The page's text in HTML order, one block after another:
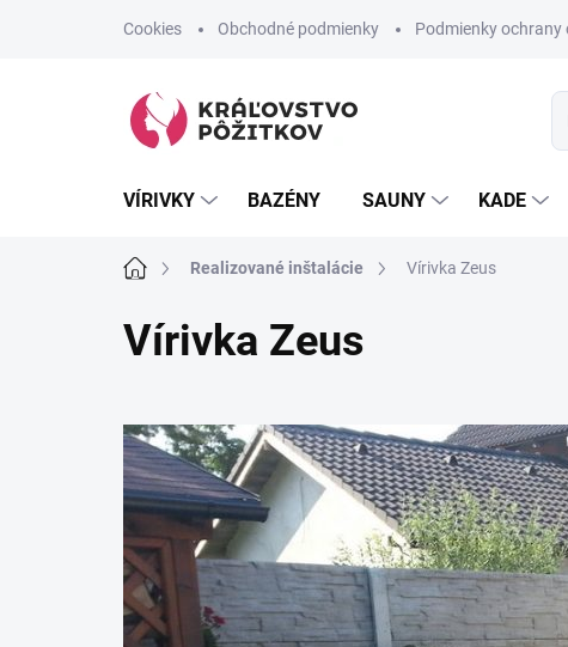
Cookies Obchodné podmienky Podmienky
VÍRIVKY BAZÉNY SAUNY KADE
DomovRealizované inštalácie Vírivka Zeus
Vírivka Zeus